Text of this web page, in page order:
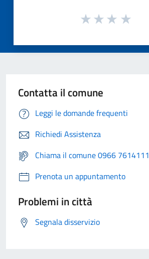
Contatta il comune
Leggi le domande frequenti
Richiedi Assistenza
Chiama il comune 0966 7614111
Prenota un appuntamento
Problemi in città
Segnala disservizio